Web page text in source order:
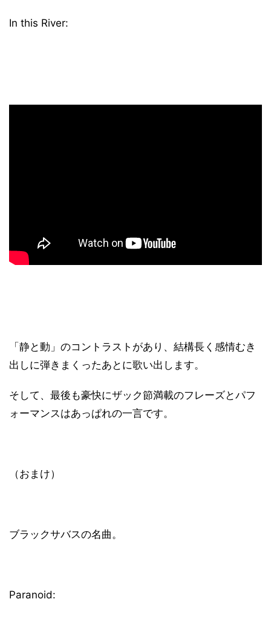
In this River:
「静と動」のコントラストがあり、結構長く感情むき
出しに弾きまくったあとに歌い出します。
そして、最後も豪快にザック節満載のフレーズとパフ
ォーマンスはあっぱれの一言です。
（おまけ）
ブラックサバスの名曲。
Paranoid: